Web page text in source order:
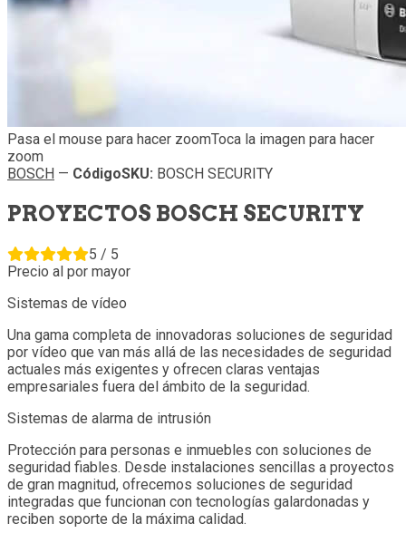
Pasa el mouse para hacer zoomToca la imagen para hacer
zoom
BOSCH — CódigoSKU: BOSCH SECURITY
PROYECTOS BOSCH SECURITY
5 / 5
Precio al por mayor
Sistemas de vídeo
Una gama completa de innovadoras soluciones de seguridad
por vídeo que van más allá de las necesidades de seguridad
actuales más exigentes y ofrecen claras ventajas
empresariales fuera del ámbito de la seguridad.
Sistemas de alarma de intrusión
Protección para personas e inmuebles con soluciones de
seguridad fiables. Desde instalaciones sencillas a proyectos
de gran magnitud, ofrecemos soluciones de seguridad
integradas que funcionan con tecnologías galardonadas y
reciben soporte de la máxima calidad.